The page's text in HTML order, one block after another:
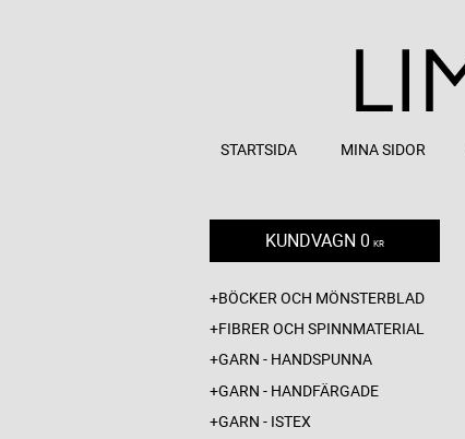
STARTSIDA MINA SIDOR
KUNDVAGN 0 KR
BÖCKER OCH MÖNSTERBLAD
FIBRER OCH SPINNMATERIAL
GARN - HANDSPUNNA
GARN - HANDFÄRGADE
GARN - ISTEX